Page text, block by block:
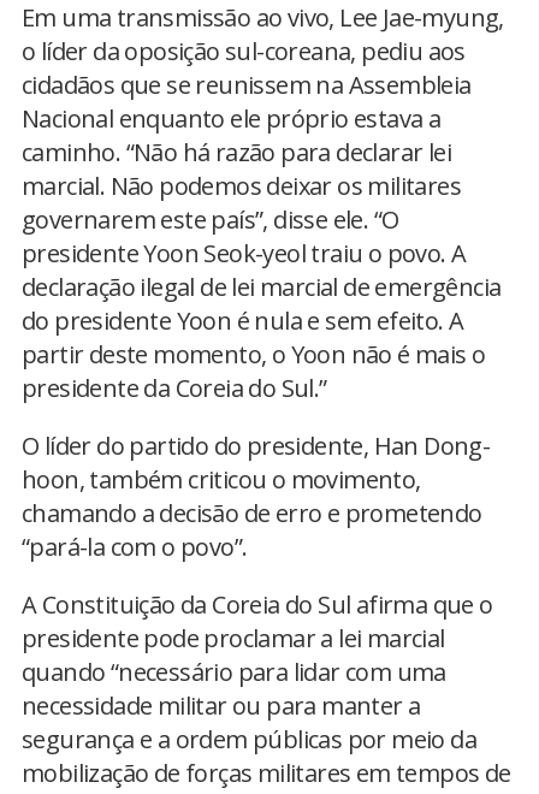
Em uma transmissão ao vivo, Lee Jae-myung,
o líder da oposição sul-coreana, pediu aos
cidadãos que se reunissem na Assembleia
Nacional enquanto ele próprio estava a
caminho. “Não há razão para declarar lei
marcial. Não podemos deixar os militares
governarem este país”, disse ele. “O
presidente Yoon Seok-yeol traiu o povo. A
declaração ilegal de lei marcial de emergência
do presidente Yoon é nula e sem efeito. A
partir deste momento, o Yoon não é mais o
presidente da Coreia do Sul.”
O líder do partido do presidente, Han Dong-
hoon, também criticou o movimento,
chamando a decisão de erro e prometendo
“pará-la com o povo”.
A Constituição da Coreia do Sul afirma que o
presidente pode proclamar a lei marcial
quando “necessário para lidar com uma
necessidade militar ou para manter a
segurança e a ordem públicas por meio da
mobilização de forças militares em tempos de